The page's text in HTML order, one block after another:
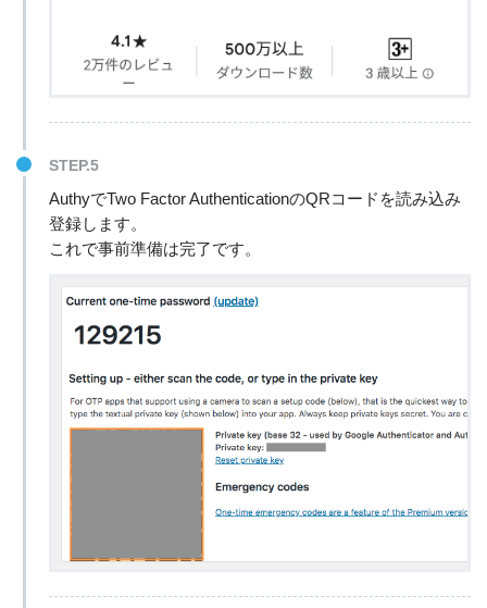
STEP.5
AuthyでTwo Factor AuthenticationのQRコードを読み込み
登録します。
これで事前準備は完了です。